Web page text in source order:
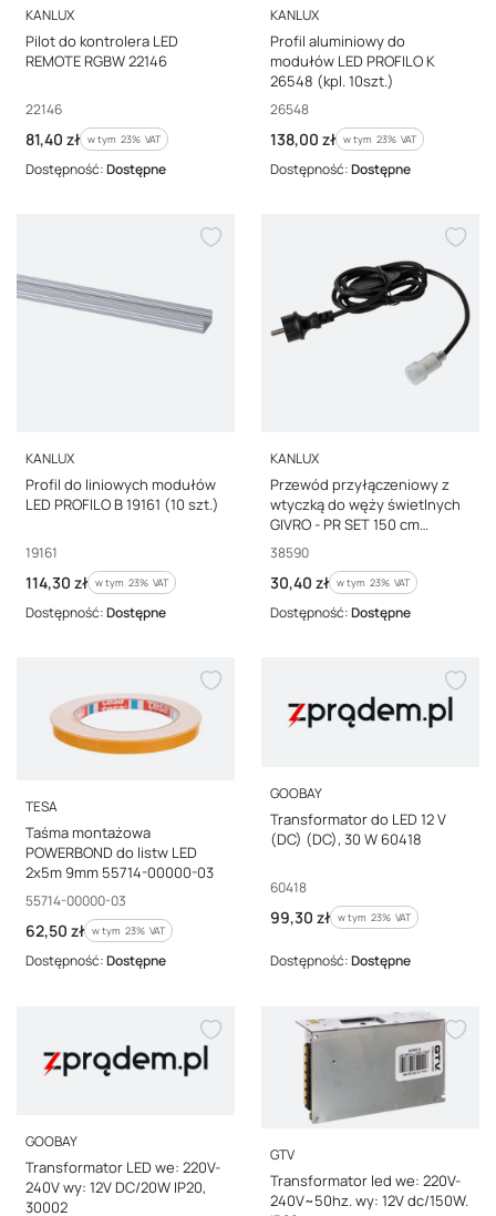
PRODUCENT
KANLUX
Pilot do kontrolera LED
REMOTE RGBW 22146
Kod producenta
22146
Cena brutto
81,40 zł w tym %s VAT
w tym 23% VAT
Dostępność:Dostępne
PRODUCENT
KANLUX
Profil aluminiowy do
modułów LED PROFILO K
26548 (kpl. 10szt.)
Kod producenta
26548
Cena brutto
138,00 zł w tym %s VAT
w tym 23% VAT
Dostępność:Dostępne
PRODUCENT
KANLUX
Profil do liniowych modułów
LED PROFILO B 19161 (10 szt.)
Kod producenta
19161
Cena brutto
114,30 zł w tym %s VAT
w tym 23% VAT
Dostępność:Dostępne
PRODUCENT
KANLUX
Przewód przyłączeniowy z
wtyczką do węży świetlnych
GIVRO - PR SET 150 cm
IP44/65 max 125W do
systemu Kanlux GIVRO LED
38590
Kod producenta
38590
Cena brutto
30,40 zł w tym %s VAT
w tym 23% VAT
Dostępność:Dostępne
PRODUCENT
TESA
Taśma montażowa
POWERBOND do listw LED
2x5m 9mm 55714-00000-03
Kod producenta
55714-00000-03
Cena brutto
62,50 zł w tym %s VAT
w tym 23% VAT
Dostępność:Dostępne
PRODUCENT
GOOBAY
Transformator do LED 12 V
(DC) (DC), 30 W 60418
Kod producenta
60418
Cena brutto
99,30 zł w tym %s VAT
w tym 23% VAT
Dostępność:Dostępne
PRODUCENT
GOOBAY
Transformator LED we: 220V-
240V wy: 12V DC/20W IP20,
30002
PRODUCENT
GTV
Transformator led we: 220V-
240V~50hz. wy: 12V dc/150W.